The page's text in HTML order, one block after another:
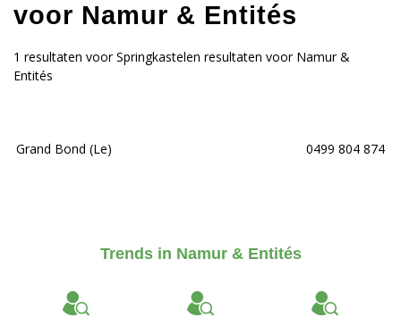
voor Namur & Entités
1 resultaten voor Springkastelen resultaten voor Namur &
Entités
Grand Bond (Le) 0499 804 874
Trends in Namur & Entités